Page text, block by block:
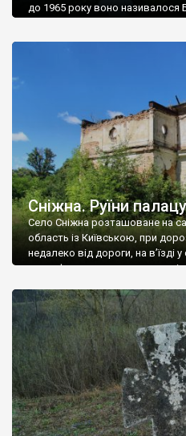
до 1965 року воно називалося
Наддністрянське
сіл. У селі є мурована
Сніжна. Руїни
Село Сніжна розташоване на
область із Київською, при
недалеко від дороги, на в’їзді
рельєфне пано, яке показує
не видно, але видно дві